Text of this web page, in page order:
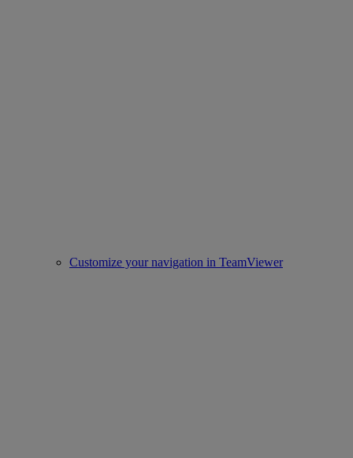
Customize your navigation in TeamViewer